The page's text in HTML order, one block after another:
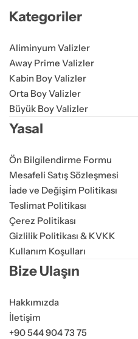
Kategoriler
Aliminyum Valizler
Away Prime Valizler
Kabin Boy Valizler
Orta Boy Valizler
Büyük Boy Valizler
Yasal
Ön Bilgilendirme Formu
Mesafeli Satış Sözleşmesi
İade ve Değişim Politikası
Teslimat Politikası
Çerez Politikası
Gizlilik Politikası & KVKK
Kullanım Koşulları
Bize Ulaşın
Hakkımızda
İletişim
+90 544 904 73 75